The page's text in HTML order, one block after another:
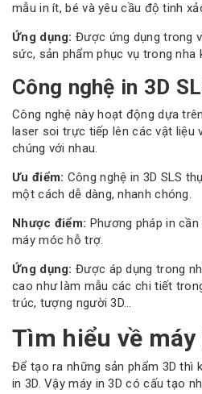
mẫu in ít, bé và yêu cầu độ tinh
Ứng dụng: Được ứng dụng trong
sức, sản phẩm phục vụ trong nha
Công nghệ in 3D
Công nghệ này hoạt động dựa
laser soi trực tiếp lên các vật liệu
chúng với nhau.
Ưu điểm: Công nghệ in 3D SLS
một cách dễ dàng, nhanh chóng.
Nhược điểm: Phương pháp in
máy móc hỗ trợ.
Ứng dụng: Được áp dụng trong
cao như làm mẫu các chi tiết
trúc, tượng người 3D…
Tìm hiểu về máy
Để tạo ra những sản phẩm 3D thì
in 3D. Vậy máy in 3D có cấu tạo